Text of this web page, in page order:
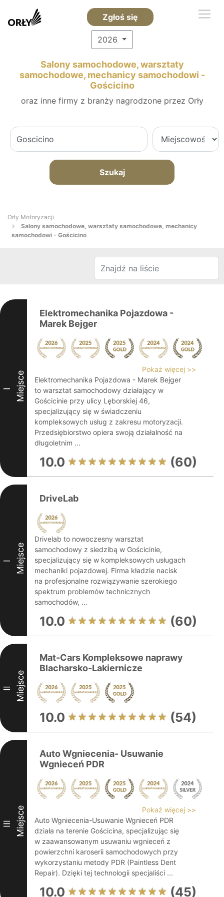
Zgłoś się
2026
Salony samochodowe, warsztaty
samochodowe, mechanicy samochodowi -
Gościcino
oraz inne firmy z branży nagrodzone przez Orły
Szukaj
Orły Motoryzacji
Salony samochodowe, warsztaty samochodowe, mechanicy
samochodowi - Gościcino
I Miejsce
Elektromechanika Pojazdowa -
Marek Bejger
Pokaż więcej >>
Elektromechanika Pojazdowa - Marek Bejger
to warsztat samochodowy działający w
Gościcinie przy ulicy Lęborskiej 46,
specjalizujący się w świadczeniu
kompleksowych usług z zakresu motoryzacji.
Przedsiębiorstwo opiera swoją działalność na
długoletnim ...
10.0 (60)
I Miejsce
DriveLab
Drivelab to nowoczesny warsztat
samochodowy z siedzibą w Gościcinie,
specjalizujący się w kompleksowych usługach
mechaniki pojazdowej. Firma kładzie nacisk
na profesjonalne rozwiązywanie szerokiego
spektrum problemów technicznych
samochodów, ...
10.0 (60)
II Miejsce
Mat-Cars Kompleksowe naprawy
Blacharsko-Lakiernicze
10.0 (54)
III Miejsce
Auto Wgniecenia- Usuwanie
Wgnieceń PDR
Pokaż więcej >>
Auto Wgniecenia-Usuwanie Wgnieceń PDR
działa na terenie Gościcina, specjalizując się
w zaawansowanym usuwaniu wgnieceń z
powierzchni karoserii samochodowych przy
wykorzystaniu metody PDR (Paintless Dent
Repair). Dzięki tej technologii specjaliści ...
10.0 (45)